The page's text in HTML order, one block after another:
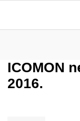
ICOMON
2016.